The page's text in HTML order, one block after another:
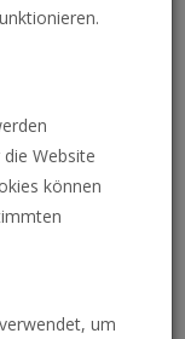
Website
können
um